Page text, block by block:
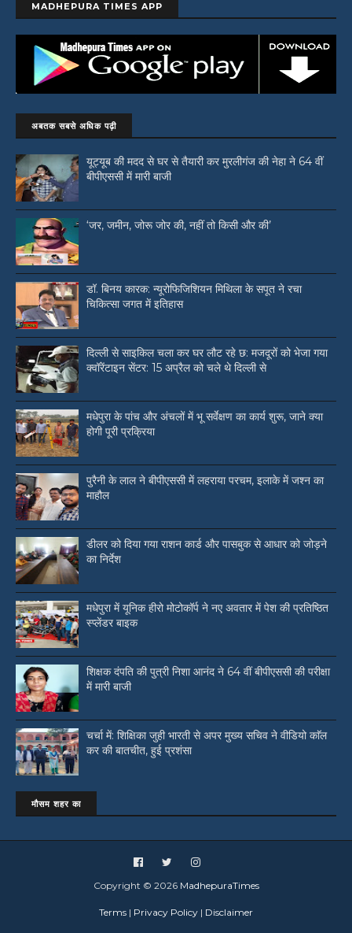
MADHEPURA TIMES APP
अबतक सबसे अधिक पढ़ी
यूट्यूब की मदद से घर से तैयारी कर मुरलीगंज की नेहा ने 64 वीं
बीपीएससी में मारी बाजी
‘जर, जमीन, जोरू जोर की, नहीं तो किसी और की’
डॉ. बिनय कारक: न्यूरोफिजिशियन मिथिला के सपूत ने रचा
चिकित्सा जगत में इतिहास
दिल्ली से साइकिल चला कर घर लौट रहे छ: मजदूरों को भेजा गया
क्वॉरेंटाइन सेंटर: 15 अप्रैल को चले थे दिल्ली से
मधेपुरा के पांच और अंचलों में भू सर्वेक्षण का कार्य शुरू, जाने क्या
होगी पूरी प्रक्रिया
पुरैनी के लाल ने बीपीएससी में लहराया परचम, इलाके में जश्न का
माहौल
डीलर को दिया गया राशन कार्ड और पासबुक से आधार को जोड़ने
का निर्देश
मधेपुरा में यूनिक हीरो मोटोकॉर्प ने नए अवतार में पेश की प्रतिष्ठित
स्प्लेंडर बाइक
शिक्षक दंपति की पुत्री निशा आनंद ने 64 वीं बीपीएससी की परीक्षा
में मारी बाजी
चर्चा में: शिक्षिका जुही भारती से अपर मुख्य सचिव ने वीडियो काॅल
कर की बातचीत, हुई प्रशंसा
मौसम शहर का
Copyright © 2026 MadhepuraTimes
Terms | Privacy Policy | Disclaimer